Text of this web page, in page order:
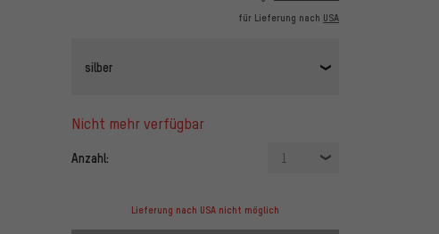
für Lieferung nach USA
silber
nicht mehr verfügbar
Anzahl: 1
Lieferung nach USA nicht möglich